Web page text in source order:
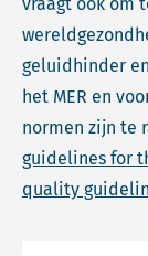
geluidhinder
het MER en
normen zijn te
guidelines for
quality